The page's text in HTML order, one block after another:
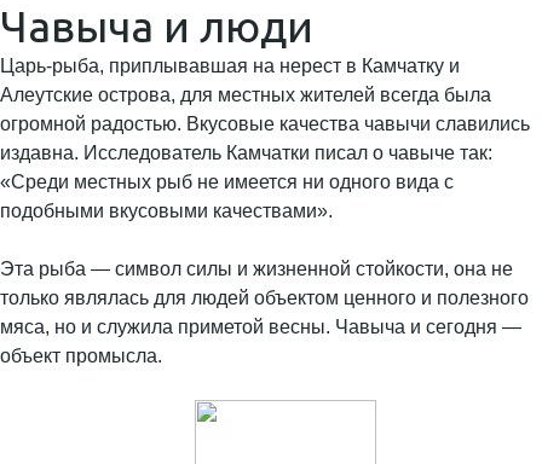
Чавыча и люди
Царь-рыба, приплывавшая на нерест в Камчатку и
Алеутские острова, для местных жителей всегда была
огромной радостью. Вкусовые качества чавычи славились
издавна. Исследователь Камчатки писал о чавыче так:
«Среди местных рыб не имеется ни одного вида с
подобными вкусовыми качествами».
Эта рыба — символ силы и жизненной стойкости, она не
только являлась для людей объектом ценного и полезного
мяса, но и служила приметой весны. Чавыча и сегодня —
объект промысла.